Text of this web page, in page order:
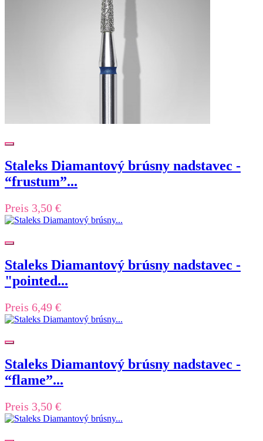
Staleks Diamantový brúsny nadstavec -
“frustum”...
Preis 3,50 €
Staleks Diamantový brúsny nadstavec -
"pointed...
Preis 6,49 €
Staleks Diamantový brúsny nadstavec -
“flame”...
Preis 3,50 €